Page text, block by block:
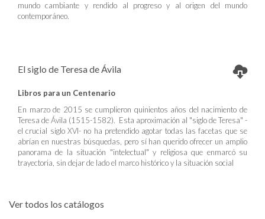
mundo cambiante y rendido al progreso y al origen del mundo
contemporáneo.
El siglo de Teresa de Ávila
Libros para un Centenario
En marzo de 2015 se cumplieron quinientos años del nacimiento de
Teresa de Ávila (1515-1582). Esta aproximación al "siglo de Teresa" -
el crucial siglo XVI- no ha pretendido agotar todas las facetas que se
abrían en nuestras búsquedas, pero sí han querido ofrecer un amplio
panorama de la situación "intelectual" y religiosa que enmarcó su
trayectoria, sin dejar de lado el marco histórico y la situación social
Ver todos los catálogos